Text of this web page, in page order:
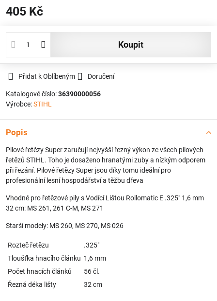
405 Kč
koupit
Přidat k Oblíbeným Doručení
Katalogové číslo:36390000056
Výrobce:STIHL
Popis
Pilové řetězy Super zaručují nejvyšší řezný výkon ze všech pilových
řetězů STIHL. Toho je dosaženo hranatými zuby a nízkým odporem
při řezání. Pilové řetězy Super jsou díky tomu ideální pro
profesionální lesní hospodářství a těžbu dřeva
Vhodné pro řetězové pily s Vodící Lištou Rollomatic E .325" 1,6 mm
32 cm: MS 261, 261 C-M, MS 271
Starší modely: MS 260, MS 270, MS 026
Rozteč řetězu
.325"
Tloušťka hnacího článku 1,6 mm
Počet hnacích článků
56 čl.
Řezná déka lišty
32 cm